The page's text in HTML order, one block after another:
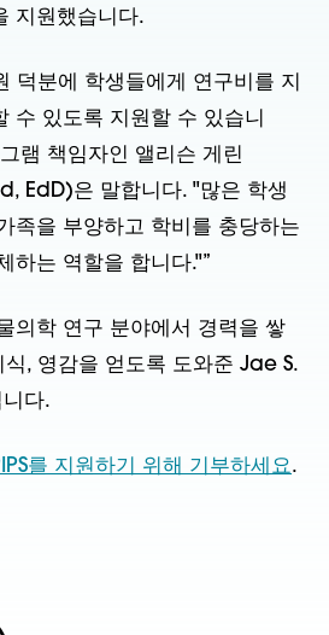
지원했습니다.
덕분에 학생들에게 연구비를 지
수 있도록 지원할 수 있습니
램 책임자인 앨리슨 게린
EdD)은 말합니다. "많은 학생
족을 부양하고 학비를 충당하는
하는 역할을 합니다."”
의학 연구 분야에서 경력을 쌓
, 영감을 얻도록 도와준 Jae S.
다.
를 지원하기 위해 기부하세요.